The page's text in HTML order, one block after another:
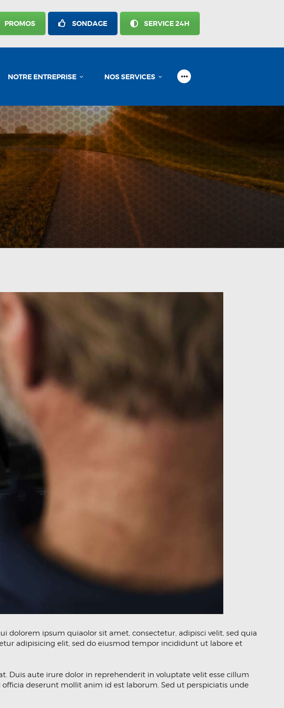
PROMOS SONDAGE SERVICE 24H
NOTRE ENTREPRISE NOS SERVICES
dolorem ipsum quiaolor sit amet, consectetur, adipisci velit, sed quia
adipisicing elit, sed do eiusmod tempor incididunt ut labore et
Duis aute irure dolor in reprehenderit in voluptate velit esse cillum
deserunt mollit anim id est laborum. Sed ut perspiciatis unde